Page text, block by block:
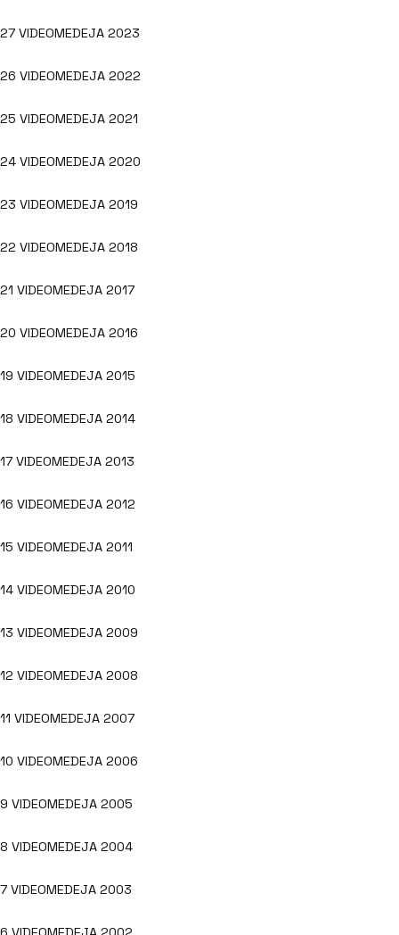
27 VIDEOMEDEJA 2023
26 VIDEOMEDEJA 2022
25 VIDEOMEDEJA 2021
24 VIDEOMEDEJA 2020
23 VIDEOMEDEJA 2019
22 VIDEOMEDEJA 2018
21 VIDEOMEDEJA 2017
20 VIDEOMEDEJA 2016
19 VIDEOMEDEJA 2015
18 VIDEOMEDEJA 2014
17 VIDEOMEDEJA 2013
16 VIDEOMEDEJA 2012
15 VIDEOMEDEJA 2011
14 VIDEOMEDEJA 2010
13 VIDEOMEDEJA 2009
12 VIDEOMEDEJA 2008
11 VIDEOMEDEJA 2007
10 VIDEOMEDEJA 2006
9 VIDEOMEDEJA 2005
8 VIDEOMEDEJA 2004
7 VIDEOMEDEJA 2003